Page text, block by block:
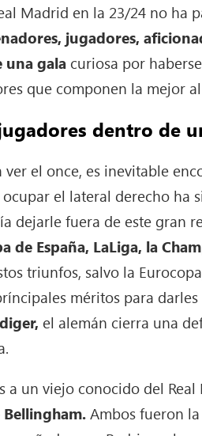
Madrid en la 23/24 no ha
jugadores,
una gala curiosa por
que componen la mejor
dentro de
el once, es inevitable
el lateral derecho ha
dejarle fuera de este gran
de España, LaLiga, la
triunfos, salvo la
méritos para
el alemán cierra una
a un viejo conocido del
Bellingham.Ambos fueron